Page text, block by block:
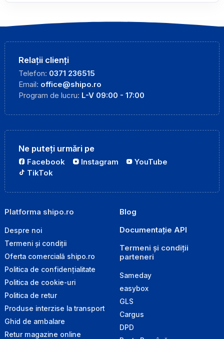
Relații clienți
Telefon: 0371 236515
Email: office@shipo.ro
Program de lucru: L-V 09:00 - 17:00
Ne puteți urmări pe
Facebook Instagram
YouTube
TikTok
Platforma shipo.ro
Despre noi
Termeni și condiții
Oferta comercială shipo.ro
Politica de confidențialitate
Politica de cookie-uri
Politica de retur
Produse interzise la transport
Ghid de ambalare
Retur magazine online
Blog
Documentație API
Termeni și condiții
parteneri
Sameday
easybox
GLS
Cargus
DPD